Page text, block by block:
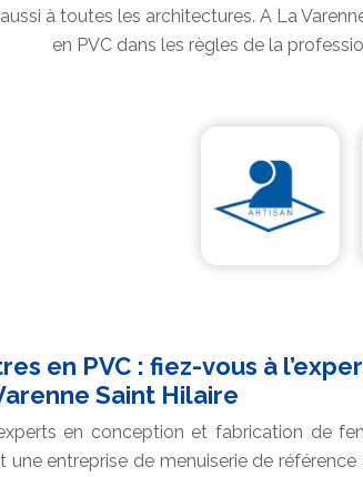
à toutes les architectures. A La
en PVC dans les règles de la
en PVC : fiez-vous à
Saint Hilaire
en conception et fabrication de
une entreprise de menuiserie de référence